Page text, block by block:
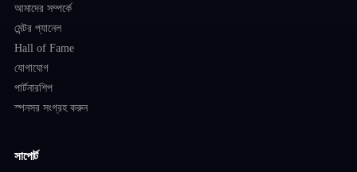
আমাদের সম্পর্কে
মেন্টর প্যানেল
Hall of Fame
যোগাযোগ
পার্টনারশিপ
স্পনসর সংগ্রহ করুন
সাপোর্ট